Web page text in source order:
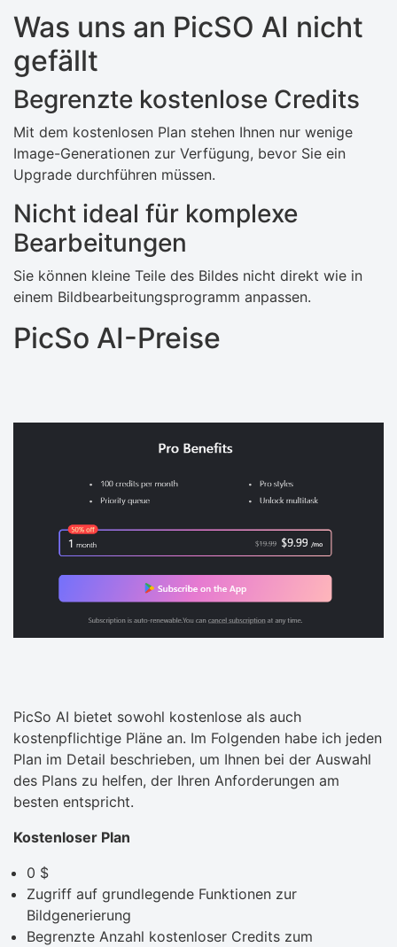
Was uns an PicSO AI nicht
gefällt
Begrenzte kostenlose Credits
Mit dem kostenlosen Plan stehen Ihnen nur wenige
Image-Generationen zur Verfügung, bevor Sie ein
Upgrade durchführen müssen.
Nicht ideal für komplexe
Bearbeitungen
Sie können kleine Teile des Bildes nicht direkt wie in
einem Bildbearbeitungsprogramm anpassen.
PicSo AI-Preise
PicSo AI bietet sowohl kostenlose als auch
kostenpflichtige Pläne an. Im Folgenden habe ich jeden
Plan im Detail beschrieben, um Ihnen bei der Auswahl
des Plans zu helfen, der Ihren Anforderungen am
besten entspricht.
Kostenloser Plan
0 $
Zugriff auf grundlegende Funktionen zur
Bildgenerierung
Begrenzte Anzahl kostenloser Credits zum